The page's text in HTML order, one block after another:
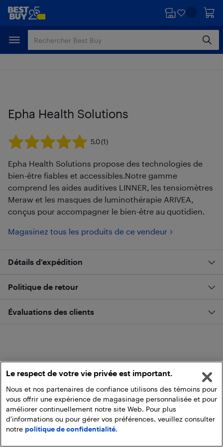
Passer
principal
Passer
Epha Health Solutions
5.0(1)
Epha Health Solutions propose des technologies de
bien-être fiables et accessibles.Notre gamme
comprend les aides auditives LINNER, les tensiomètres
Meraw et les masques de luminothérapie ARIVEA,
conçus pour accompagner le bien-être au quotidien.
Magasinez tous les produits de ce vendeur
Détails d’expédition
Politique de retour
Évaluations des clients
Le respect de votre vie privée est important.
Nous et nos partenaires de confiance utilisons des témoins pour
vous offrir une expérience de magasinage personnalisée et pour
améliorer continuellement notre site Web. Pour plus
d'informations ou pour gérer vos préférences, veuillez consulter
notre politique de confidentialité.